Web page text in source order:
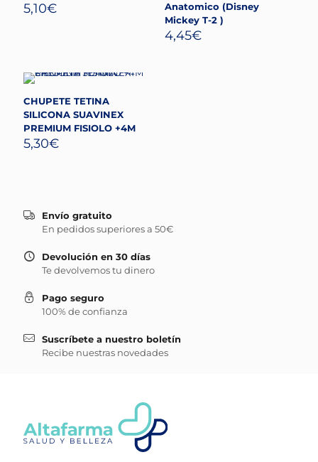
5,10€
Anatomico (Disney
Mickey T-2 )
4,45€
CHUPETE TETINA
SILICONA SUAVINEX
PREMIUM FISIOLO +4M
5,30€
Envío gratuito
En pedidos superiores a 50€
Devolución en 30 días
Te devolvemos tu dinero
Pago seguro
100% de confianza
Suscríbete a nuestro boletín
Recibe nuestras novedades